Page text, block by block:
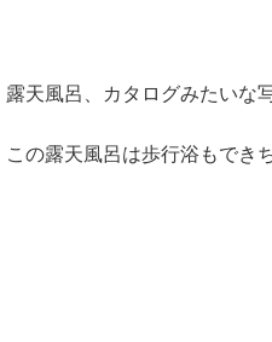
露天風呂、カタログみたいな
この露天風呂は歩行浴もでき